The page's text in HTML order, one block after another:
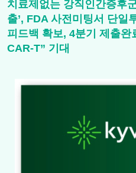
치료제없는 강직인간증후
출’, FDA 사전미팅서 단일
피드백 확보, 4분기 제출완
CAR-T” 기대